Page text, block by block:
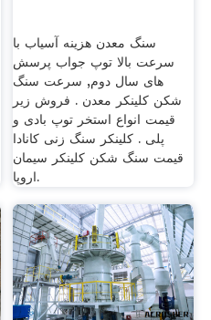
سنگ معدن هزینه آسیاب با
سرعت بالا توپ جواب پرسش
های سال دوم, سرعت سنگ
شکن کلینکر معدن . فروش زیر
قیمت انواع استخر توپ بادی و
پلی . کلینکر سنگ زنی کانادا
قیمت سنگ شکن کلینکر سیمان
اروپا.